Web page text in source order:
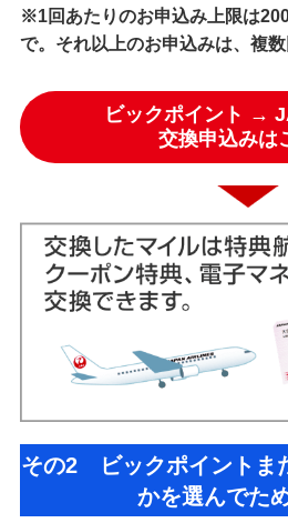
※1回あたりのお申込み上限は
で。それ以上のお申込みは、複数
ビックポイント →
交換申込みは
その2 ビックポイントま
かを選んでた